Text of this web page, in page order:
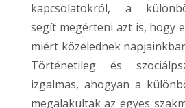
kapcsolatokról, a
segít megérteni azt is, hogy
miért közelednek
Történetileg és
izgalmas, ahogyan a
megalakultak az egyes